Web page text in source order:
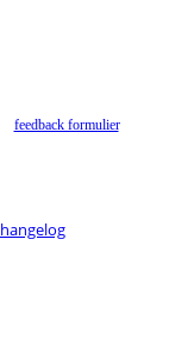
feedback formulier.